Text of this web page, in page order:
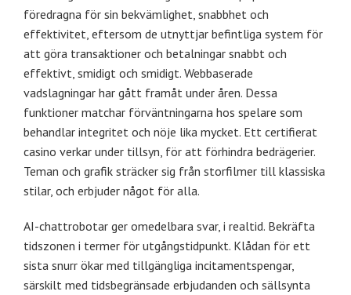
föredragna för sin bekvämlighet, snabbhet och
effektivitet, eftersom de utnyttjar befintliga system för
att göra transaktioner och betalningar snabbt och
effektivt, smidigt och smidigt. Webbaserade
vadslagningar har gått framåt under åren. Dessa
funktioner matchar förväntningarna hos spelare som
behandlar integritet och nöje lika mycket. Ett certifierat
casino verkar under tillsyn, för att förhindra bedrägerier.
Teman och grafik sträcker sig från storfilmer till klassiska
stilar, och erbjuder något för alla.
AI-chattrobotar ger omedelbara svar, i realtid. Bekräfta
tidszonen i termer för utgångstidpunkt. Klådan för ett
sista snurr ökar med tillgängliga incitamentspengar,
särskilt med tidsbegränsade erbjudanden och sällsynta